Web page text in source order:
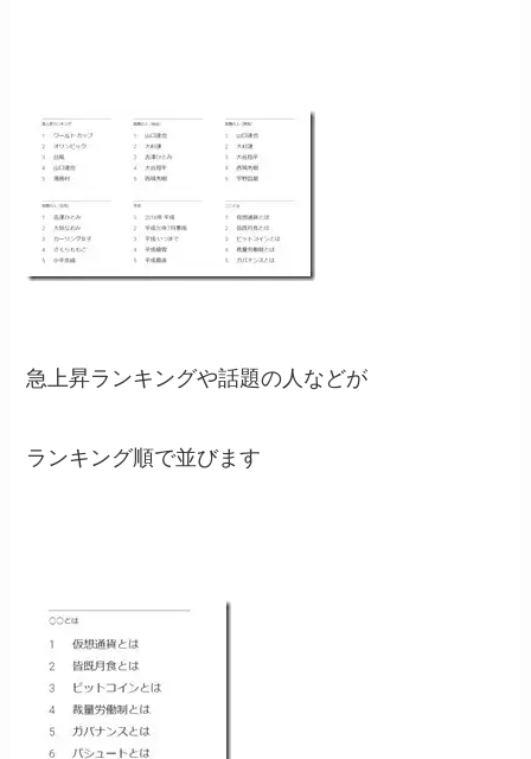
急上昇ランキングや話題の人などが
ランキング順で並びます